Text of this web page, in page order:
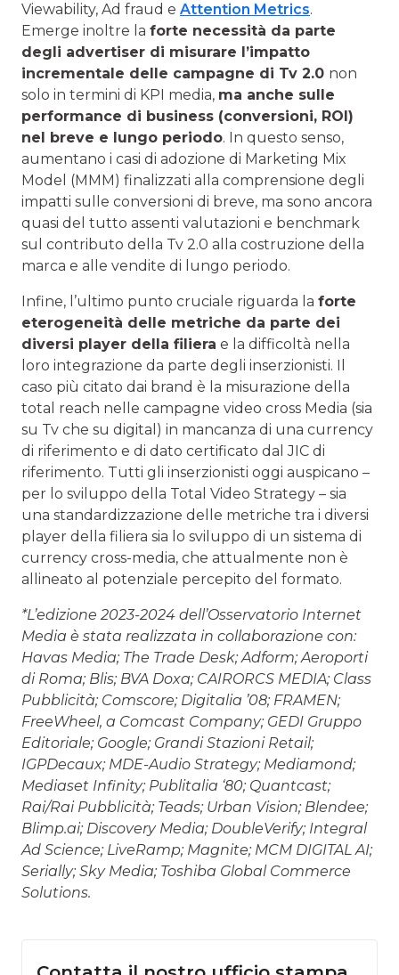
Viewability, Ad fraud e Attention Metrics.
Emerge inoltre la forte necessità da parte
degli advertiser di misurare l’impatto
incrementale delle campagne di Tv 2.0 non
solo in termini di KPI media, ma anche sulle
performance di business (conversioni, ROI)
nel breve e lungo periodo. In questo senso,
aumentano i casi di adozione di Marketing Mix
Model (MMM) finalizzati alla comprensione degli
impatti sulle conversioni di breve, ma sono ancora
quasi del tutto assenti valutazioni e benchmark
sul contributo della Tv 2.0 alla costruzione della
marca e alle vendite di lungo periodo.
Infine, l’ultimo punto cruciale riguarda la forte
eterogeneità delle metriche da parte dei
diversi player della filiera e la difficoltà nella
loro integrazione da parte degli inserzionisti. Il
caso più citato dai brand è la misurazione della
total reach nelle campagne video cross Media (sia
su Tv che su digital) in mancanza di una currency
di riferimento e di dato certificato dal JIC di
riferimento. Tutti gli inserzionisti oggi auspicano –
per lo sviluppo della Total Video Strategy – sia
una standardizzazione delle metriche tra i diversi
player della filiera sia lo sviluppo di un sistema di
currency cross-media, che attualmente non è
allineato al potenziale percepito del formato.
*L’edizione 2023-2024 dell’Osservatorio Internet
Media è stata realizzata in collaborazione con:
Havas Media; The Trade Desk; Adform; Aeroporti
di Roma; Blis; BVA Doxa; CAIRORCS MEDIA; Class
Pubblicità; Comscore; Digitalia ’08; FRAMEN;
FreeWheel, a Comcast Company; GEDI Gruppo
Editoriale; Google; Grandi Stazioni Retail;
IGPDecaux; MDE-Audio Strategy; Mediamond;
Mediaset Infinity; Publitalia ‘80; Quantcast;
Rai/Rai Pubblicità; Teads; Urban Vision; Blendee;
Blimp.ai; Discovery Media; DoubleVerify; Integral
Ad Science; LiveRamp; Magnite; MCM DIGITAL AI;
Serially; Sky Media; Toshiba Global Commerce
Solutions.